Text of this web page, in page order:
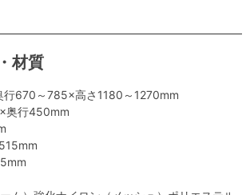
材質
670～785×高さ1180～1270mm
奥行450mm